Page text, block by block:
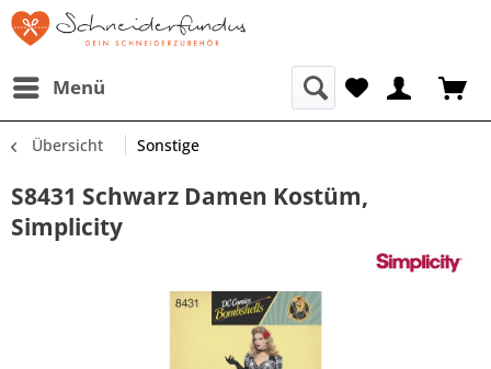
Menü
Übersicht Sonstige
S8431 Schwarz Damen Kostüm,
Simplicity